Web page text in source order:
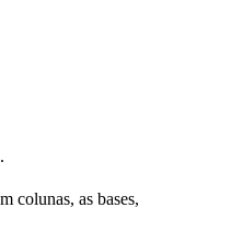
colunas, as bases,